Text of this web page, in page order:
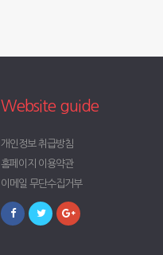
Website guide
개인정보 취급방침
홈페이지 이용약관
이메일 무단수집거부